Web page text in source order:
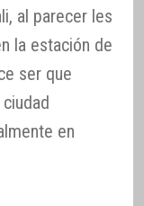
al parecer les
la estación de
ser que
en